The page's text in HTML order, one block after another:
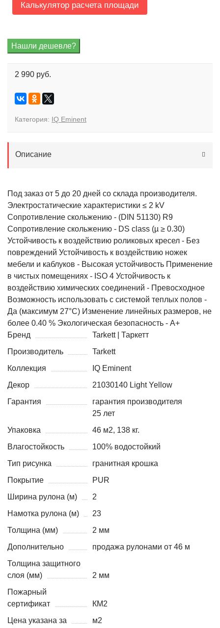
Калькулятор расчета площади
2 990 руб.
Категория: IQ Eminent
Описание
Под заказ от 5 до 20 дней со склада производителя.
Электростатические характеристики ≤ 2 kV
Сопротивление скольжению - (DIN 51130) R9
Сопротивление скольжению - DS class (µ ≥ 0.30)
Устойчивость к воздействию роликовых кресел - Без
повреждений Устойчивость к воздействию ножек
мебели и каблуков - Высокая устойчивость Применение
в чистых помещениях - ISO 4 Устойчивость к
воздействию химических соединений - Превосходное
Возможность использовать с системой теплых полов -
Да (максимум 27°C) Изменение линейных размеров, не
более 0.40 % Экологическая безопасность - А+
Бренд
Tarkett | Таркетт
Производитель
Tarkett
Коллекция
IQ Eminent
Декор
21030140 Light Yellow
Гарантия
гарантия производителя
25 лет
Упаковка
46 м2, 138 кг.
Влагостойкость
100% водостойкий
Тип рисунка
гранитная крошка
Покрытие
PUR
Ширина рулона (м)
2
Намотка рулона (м)
23
Толщина (мм)
2 мм
Дополнительно
продажа рулонами от 46 м
Толщина защитного
слоя (мм)
2 мм
Пожарный
сертификат
КМ2
Цена указана за
м2